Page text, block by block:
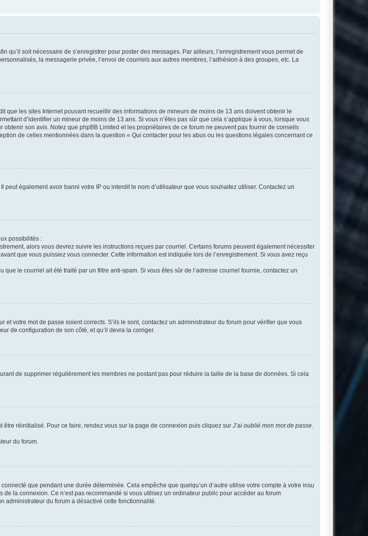
qu’il soit nécessaire de s’enregistrer pour poster des messages. Par ailleurs, l’enregistrement vous permet de
la messagerie privée, l’envoi de courriels aux autres membres, l’adhésion à des groupes, etc. La
que les sites Internet pouvant recueillir des informations de mineurs de moins de 13 ans doivent obtenir le
d’identifier un mineur de moins de 13 ans. Si vous n’êtes pas sûr que cela s’applique à vous, lorsque vous
son avis. Notez que phpBB Limited et les propriétaires de ce forum ne peuvent pas fournir de conseils
de celles mentionnées dans la question « Qui contacter pour les abus ou les questions légales concernant ce
également avoir banni votre IP ou interdit le nom d’utilisateur que vous souhaitez utiliser. Contactez un
possibilités :
alors vous devrez suivre les instructions reçues par courriel. Certains forums peuvent également nécessiter
que vous puissiez vous connecter. Cette information est indiquée lors de l’enregistrement. Si vous avez reçu
le courriel ait été traité par un filtre anti-spam. Si vous êtes sûr de l’adresse courriel fournie, contactez un
votre mot de passe soient corrects. S’ils le sont, contactez un administrateur du forum pour vérifier que vous
de configuration de son côté, et qu’il devra la corriger.
de supprimer régulièrement les membres ne postant pas pour réduire la taille de la base de données. Si cela
réinitialisé. Pour ce faire, rendez vous sur la page de connexion puis cliquez sur J’ai oublié mon mot de passe
du forum.
que pendant une durée déterminée. Cela empêche que quelqu’un d’autre utilise votre compte à votre insu
de la connexion. Ce n’est pas recommandé si vous utilisez un ordinateur public pour accéder au forum
administrateur du forum a désactivé cette fonctionnalité.